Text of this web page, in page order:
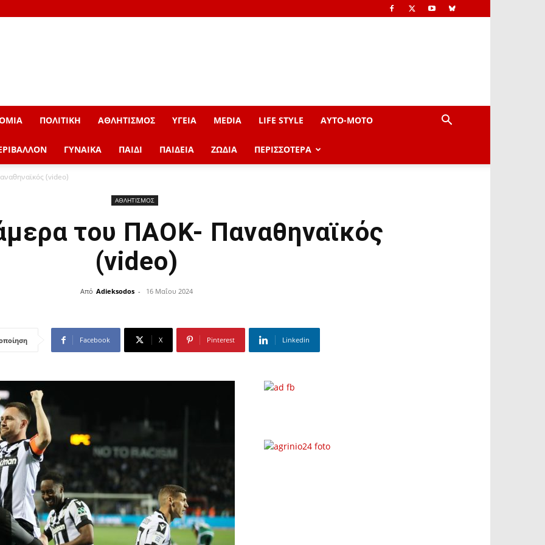
ΠΟΛΙΤΙΚΗ ΑΘΛΗΤΙΣΜΟΣ ΥΓΕΙΑ MEDIA LIFE STYLE AYTO-ΜOTO
ΓΥΝΑΙΚΑ ΠΑΙΔΙ ΠΑΙΔΕΙΑ ΖΩΔΙΑ ΠΕΡΙΣΣΟΤΕΡΑ
(video)
ΑΘΛΗΤΙΣΜΟΣ
του ΠΑΟΚ- Παναθηναϊκός
(video)
Από Adieksodos - 16 Μαΐου 2024
Facebook X Pinterest Linkedin